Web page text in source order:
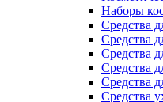
Наборы
Средства
Средства
Средства
Средства
Средства
Средства